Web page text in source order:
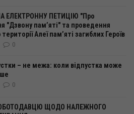
ЕЛЕКТРОННУ ПЕТИЦІЮ "Про
"Дзвону пам’яті" та проведення
Алеї пам’яті загиблих Героїв
0
– не межа: коли відпустка може
0
ЩОДО НАЛЕЖНОГО